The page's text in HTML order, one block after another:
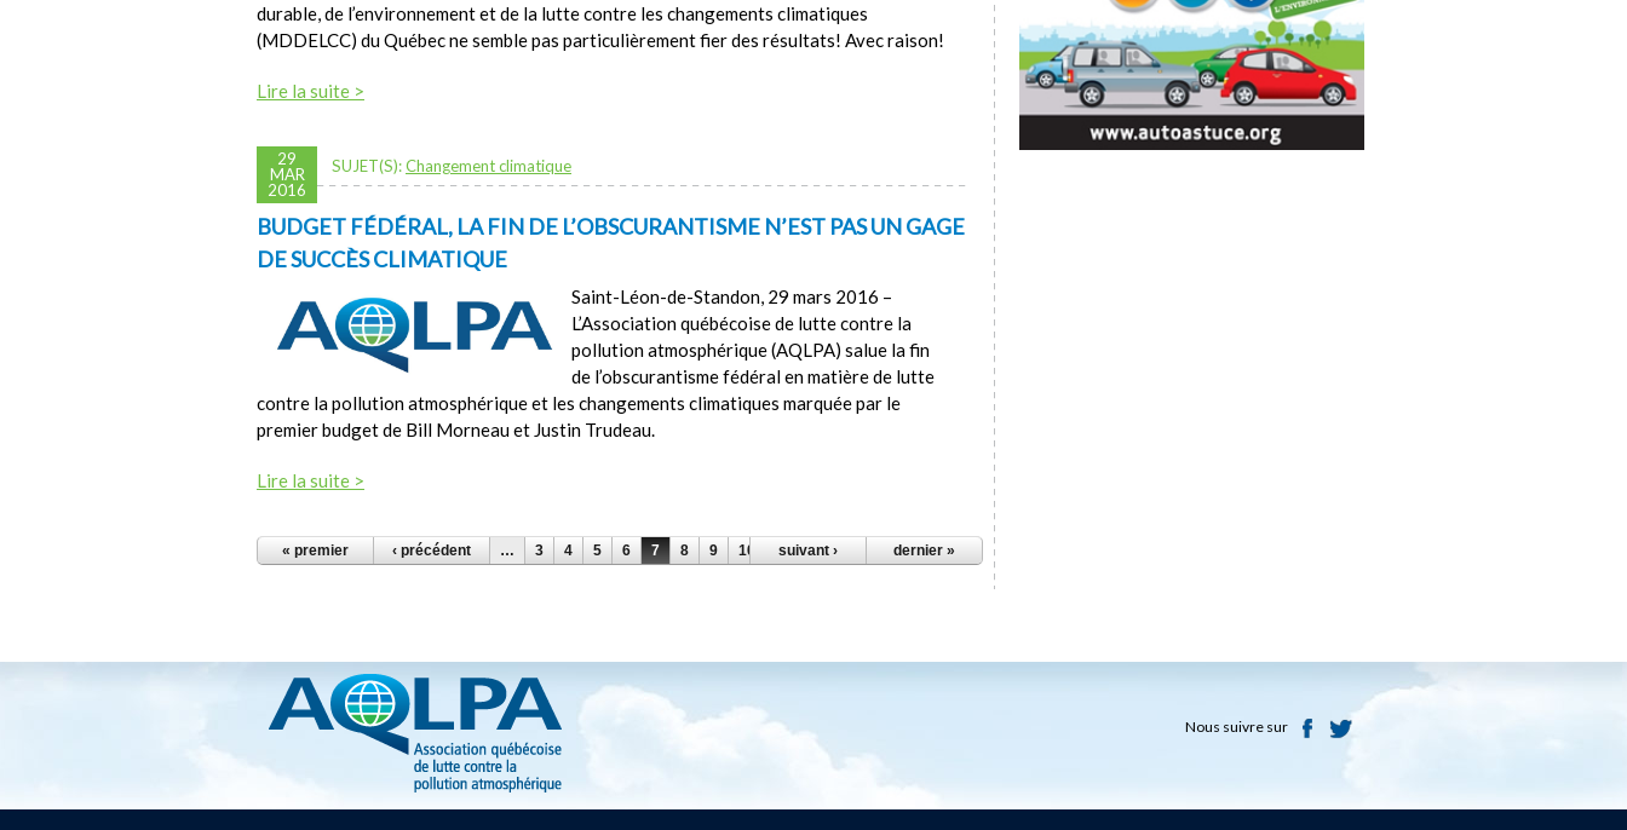
durable, de l’environnement et de la lutte contre les changements climatiques
(MDDELCC) du Québec ne semble pas particulièrement fier des résultats! Avec raison!
Lire la suite >
29
MAR
2016
SUJET(S):Changement climatique
BUDGET FÉDÉRAL, LA FIN DE L’OBSCURANTISME N’EST PAS UN GAGE
DE SUCCÈS CLIMATIQUE
Saint-Léon-de-Standon, 29 mars 2016 –
L’Association québécoise de lutte contre la
pollution atmosphérique (AQLPA) salue la fin
de l’obscurantisme fédéral en matière de lutte
contre la pollution atmosphérique et les changements climatiques marquée par le
premier budget de Bill Morneau et Justin Trudeau.
Lire la suite >
PAGES
« premier ‹ précédent … 3 4 5 6 7 8 9 10 11 …
suivant › dernier »
Nous suivre sur